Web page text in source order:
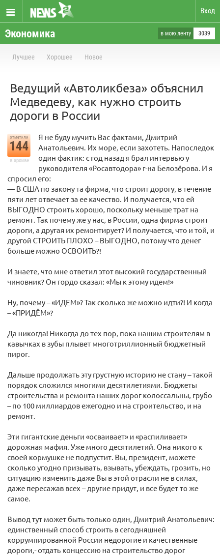
Вход
Экономика в мою ленту 3039
Лучшее Хорошее Новое
Ведущий «Автоликбеза» объяснил
Медведеву, как нужно строить
дороги в России
отметили
144
в архиве
Я не буду мучить Вас фактами, Дмитрий
Анатольевич. Их море, если захотеть. Напоследок
один фактик: с год назад я брал интервью у
руководителя «Росавтодора» г-на Белозёрова. И я
спросил его:
— В США по закону та фирма, что строит дорогу, в течение
пяти лет отвечает за ее качество. И получается, что ей
ВЫГОДНО строить хорошо, поскольку меньше трат на
ремонт. Так почему же у нас, в России, одна фирма строит
дороги, а другая их ремонтирует? И получается, что и той, и
другой СТРОИТЬ ПЛОХО – ВЫГОДНО, потому что денег
больше можно ОСВОИТЬ?!
И знаете, что мне ответил этот высокий государственный
чиновник? Он гордо сказал: «Мы к этому идем!»
Ну, почему – «ИДЕМ»? Так сколько же можно идти?! И когда
– «ПРИДЁМ»?
Да никогда! Никогда до тех пор, пока нашим строителям в
кавычках в зубы плывет многотриллионный бюджетный
пирог.
Дальше продолжать эту грустную историю не стану – такой
порядок сложился многими десятилетиями. Бюджеты
строительства и ремонта наших дорог колоссальны, грубо
– по 100 миллиардов ежегодно и на строительство, и на
ремонт.
Эти гигантские деньги «осваивает» и «распиливает»
дорожная мафия. Уже много десятилетий. Она никого к
своей кормушке не подпустит. Вы, президент, можете
сколько угодно призывать, взывать, убеждать, грозить, но
ситуацию изменить даже Вы в этой отрасли не в силах,
даже пересажав всех – другие придут, и все будет то же
самое.
Вывод тут может быть только один, Дмитрий Анатольевич:
единственный способ строить в сегодняшней
коррумпированной России недорогие и качественные
дороги,- отдать концессию на строительство дорог